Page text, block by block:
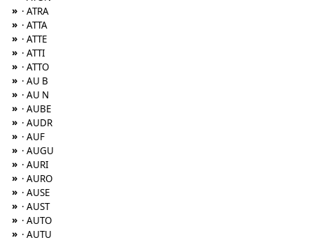
» · ATRA
» · ATTA
» · ATTE
» · ATTI
» · ATTO
» · AU B
» · AU N
» · AUBE
» · AUDR
» · AUF
» · AUGU
» · AURI
» · AURO
» · AUSE
» · AUST
» · AUTO
» · AUTU